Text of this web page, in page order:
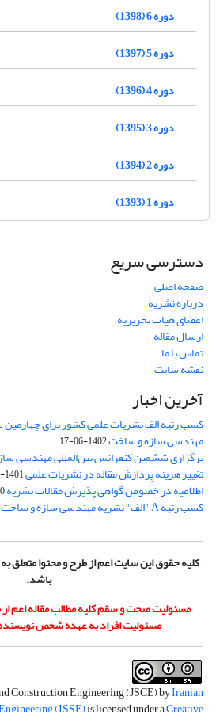
دوره 6 (1398)
دوره 5 (1397)
دوره 4 (1396)
دوره 3 (1395)
دوره 2 (1394)
دوره 1 (1393)
دسترسی سریع
صفحه اصلی
درباره نشریه
اعضای هیات تحریریه
ارسال مقاله
تماس با ما
نقشه سایت
آخرین اخبار
کسب رتبه الف نشریات علمی کشور برای
مهندسی سازه و ساخت1402-06-17
برگزاری ششمین کنفرانس بین‌المللی مهندسی
تغییر هزینه پردازش مقاله در نشریات علمی1401-02-26
اطلاعیه در خصوص گواهی پذیرش مقالات نشریه
کسب رتبه A "الف" نشریه مهندسی سازه و ساخت
کلیه حقوق این سایت اعم از طرح و محتوا متعلق
باشد.
مسئولیت صحت و سقم کلیه مطالب مقاله اعم از
مسئولیت افراد به عهده شخص
Construction Engineering (JSCE) byIranian